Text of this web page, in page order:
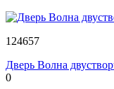
124657
Дверь Волна
0